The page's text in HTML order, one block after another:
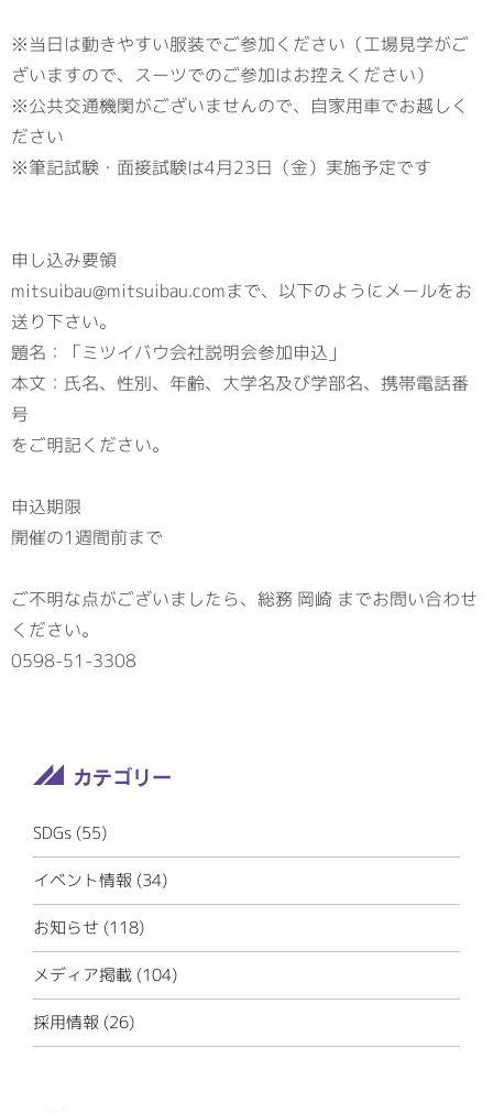
※当日は動きやすい服装でご参加ください（工場見学がご
ざいますので、スーツでのご参加はお控えください）
※公共交通機関がございませんので、自家用車でお越しく
ださい
※筆記試験・面接試験は4月23日（金）実施予定です
申し込み要領
mitsuibau@mitsuibau.comまで、以下のようにメールをお
送り下さい。
題名：「ミツイバウ会社説明会参加申込」
本文：氏名、性別、年齢、大学名及び学部名、携帯電話番
号
をご明記ください。
申込期限
開催の1週間前まで
ご不明な点がございましたら、総務 岡崎 までお問い合わせ
ください。
0598-51-3308
SDGs (55)
イベント情報 (34)
お知らせ (118)
メディア掲載 (104)
採用情報 (26)